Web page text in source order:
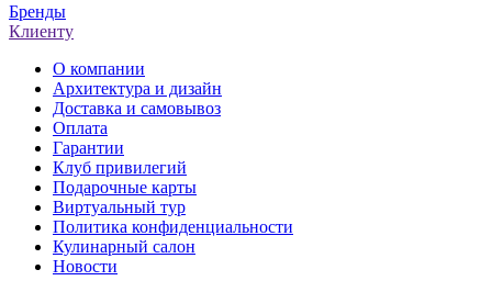
Бренды
Клиенту
О компании
Архитектура и дизайн
Доставка и самовывоз
Оплата
Гарантии
Клуб привилегий
Подарочные карты
Виртуальный тур
Политика конфиденциальности
Кулинарный салон
Новости